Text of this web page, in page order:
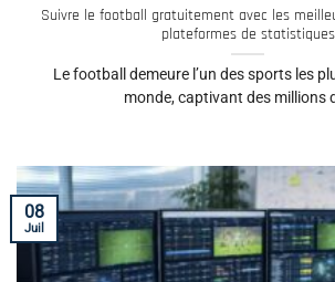
Suivre le football gratuitement avec les
plateformes de statistiques
Le football demeure l’un des sports les
monde, captivant des millions
08
Juil